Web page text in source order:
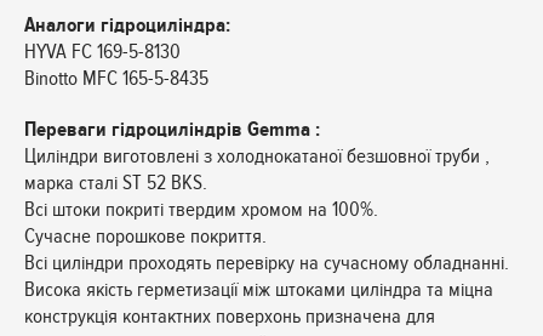
Аналоги гідроциліндра:
HYVA FC 169-5-8130
Binotto MFC 165-5-8435
Переваги гідроциліндрів Gemma :
Циліндри виготовлені з холоднокатаної безшовної труби ,
марка сталі ST 52 BKS.
Всі штоки покриті твердим хромом на 100%.
Сучасне порошкове покриття.
Всі циліндри проходять перевірку на сучасному обладнанні.
Висока якість герметизації між штоками циліндра та міцна
конструкція контактних поверхонь призначена для